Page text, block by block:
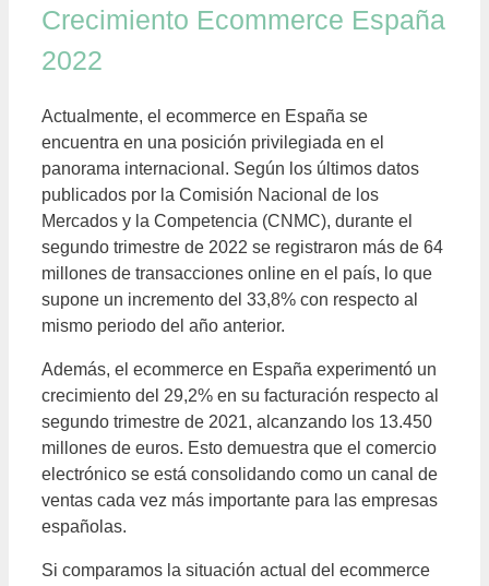
Crecimiento Ecommerce España
2022
Actualmente, el ecommerce en España se
encuentra en una posición privilegiada en el
panorama internacional. Según los últimos datos
publicados por la Comisión Nacional de los
Mercados y la Competencia (CNMC), durante el
segundo trimestre de 2022 se registraron más de 64
millones de transacciones online en el país, lo que
supone un incremento del 33,8% con respecto al
mismo periodo del año anterior.
Además, el ecommerce en España experimentó un
crecimiento del 29,2% en su facturación respecto al
segundo trimestre de 2021, alcanzando los 13.450
millones de euros. Esto demuestra que el comercio
electrónico se está consolidando como un canal de
ventas cada vez más importante para las empresas
españolas.
Si comparamos la situación actual del ecommerce